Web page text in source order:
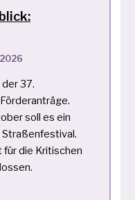
37.
soll es ein
für die Kritischen